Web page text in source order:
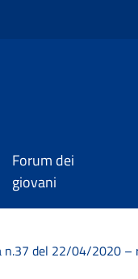
Forum dei
giovani
n.37 del 22/04/2020